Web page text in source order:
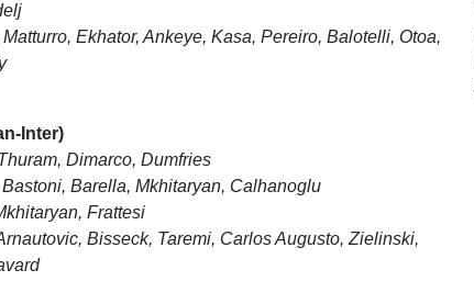
Ekhator, Ankeye, Kasa, Pereiro, Balotelli, Otoa,
Inter)
Dimarco, Dumfries
Barella, Mkhitaryan, Calhanoglu
Frattesi
Bisseck, Taremi, Carlos Augusto, Zielinski,